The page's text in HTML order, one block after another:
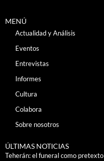
MENÚ
Actualidad y Análisis
Eventos
Entrevistas
Informes
Cultura
Colabora
Sobre nosotros
ÚLTIMAS NOTICIAS
Teherán: el funeral como pretexto